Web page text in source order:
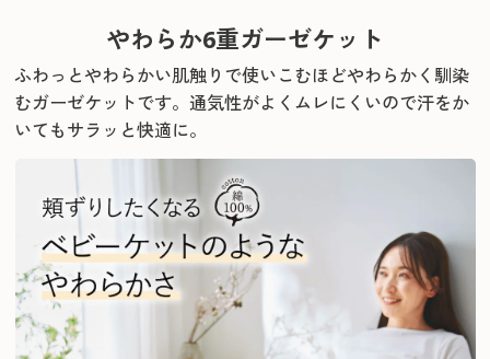
やわらか6重ガーゼケット
ふわっとやわらかい肌触りで使いこむほどやわらかく馴染
むガーゼケットです。通気性がよくムレにくいので汗をか
いてもサラッと快適に。